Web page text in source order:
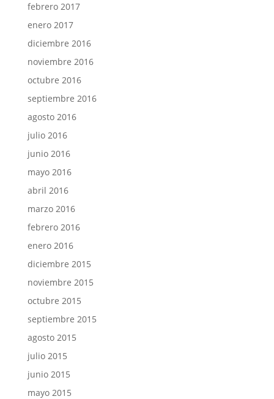
febrero 2017
enero 2017
diciembre 2016
noviembre 2016
octubre 2016
septiembre 2016
agosto 2016
julio 2016
junio 2016
mayo 2016
abril 2016
marzo 2016
febrero 2016
enero 2016
diciembre 2015
noviembre 2015
octubre 2015
septiembre 2015
agosto 2015
julio 2015
junio 2015
mayo 2015